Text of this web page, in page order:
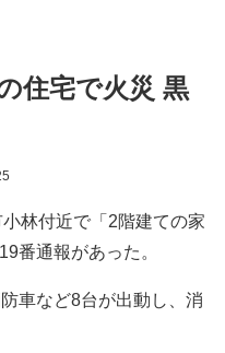
住宅で火災 黒
林付近で「2階建ての家
番通報があった。
車など8台が出動し、消